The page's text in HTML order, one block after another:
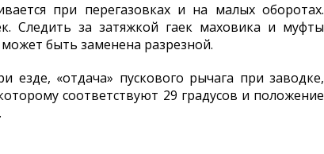
при перегазовках и на малых оборотах.
Следить за затяжкой гаек маховика и муфты
быть заменена разрезной.
езде, «отдача» пускового рычага при заводке,
соответствуют 29 градусов и положение